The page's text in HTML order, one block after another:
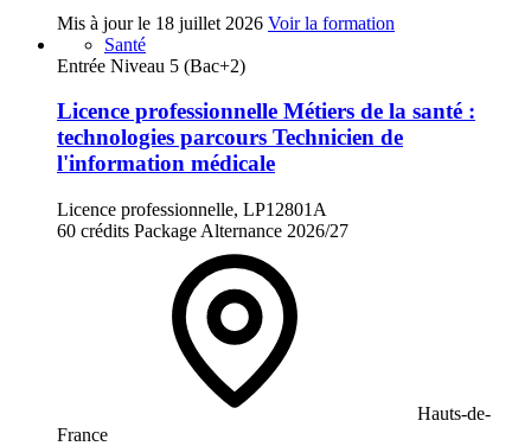
Mis à jour le 18 juillet 2026 Voir la formation
Santé
Entrée Niveau 5 (Bac+2)
Licence professionnelle Métiers de la santé :
technologies parcours Technicien de
l'information médicale
Licence professionnelle, LP12801A
60 crédits Package Alternance 2026/27
Hauts-de-
France